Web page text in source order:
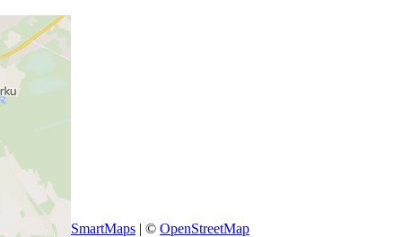
−
Leaflet
SmartMaps | © OpenStreetMap
Worldwide
Jälgi meid